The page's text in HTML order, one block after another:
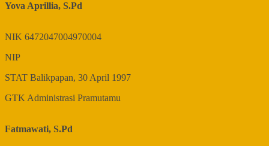
Yova Aprillia, S.Pd
NIK 6472047004970004
NIP
STAT Balikpapan, 30 April 1997
GTKAdministrasi Pramutamu
Fatmawati, S.Pd